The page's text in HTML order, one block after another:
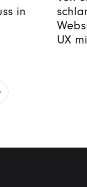
in
UX